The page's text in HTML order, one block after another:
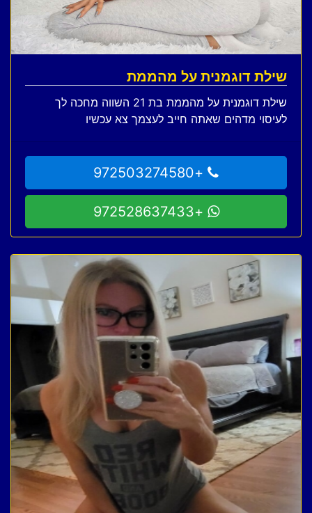
שילת דוגמנית על מהממת
שילת דוגמנית על מהממת בת 21 השווה מחכה לך
לעיסוי מדהים שאתה חייב לעצמך צא עכשיו
+972503274580
+972528637433